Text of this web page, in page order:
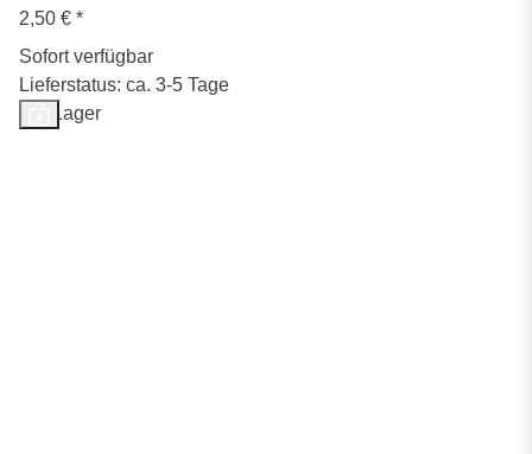
2,50 € *
Sofort verfügbar
Lieferstatus: ca. 3-5 Tage
Auf Lager